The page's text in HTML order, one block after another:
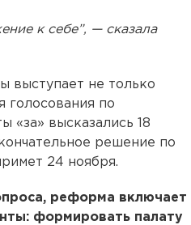
к себе”, — сказала
выступает не только
голосования по
«за» высказались 18
решение по
24 ноября.
реформа включает
формировать палату